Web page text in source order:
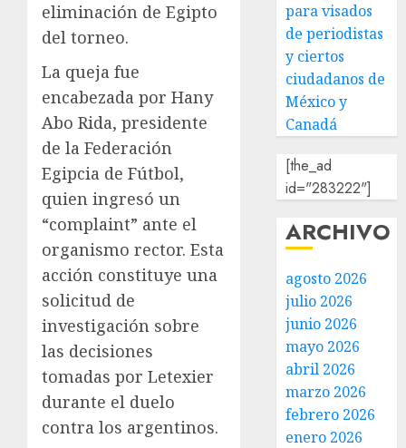
eliminación de Egipto
del torneo.
La queja fue
encabezada por Hany
Abo Rida, presidente
de la Federación
Egipcia de Fútbol,
quien ingresó un
“complaint” ante el
organismo rector. Esta
acción constituye una
solicitud de
investigación sobre
las decisiones
tomadas por Letexier
durante el duelo
contra los argentinos.
para visados
de periodistas
y ciertos
ciudadanos de
México y
Canadá
[the_ad
id="283222"]
ARCHIVO
agosto 2026
julio 2026
junio 2026
mayo 2026
abril 2026
marzo 2026
febrero 2026
enero 2026